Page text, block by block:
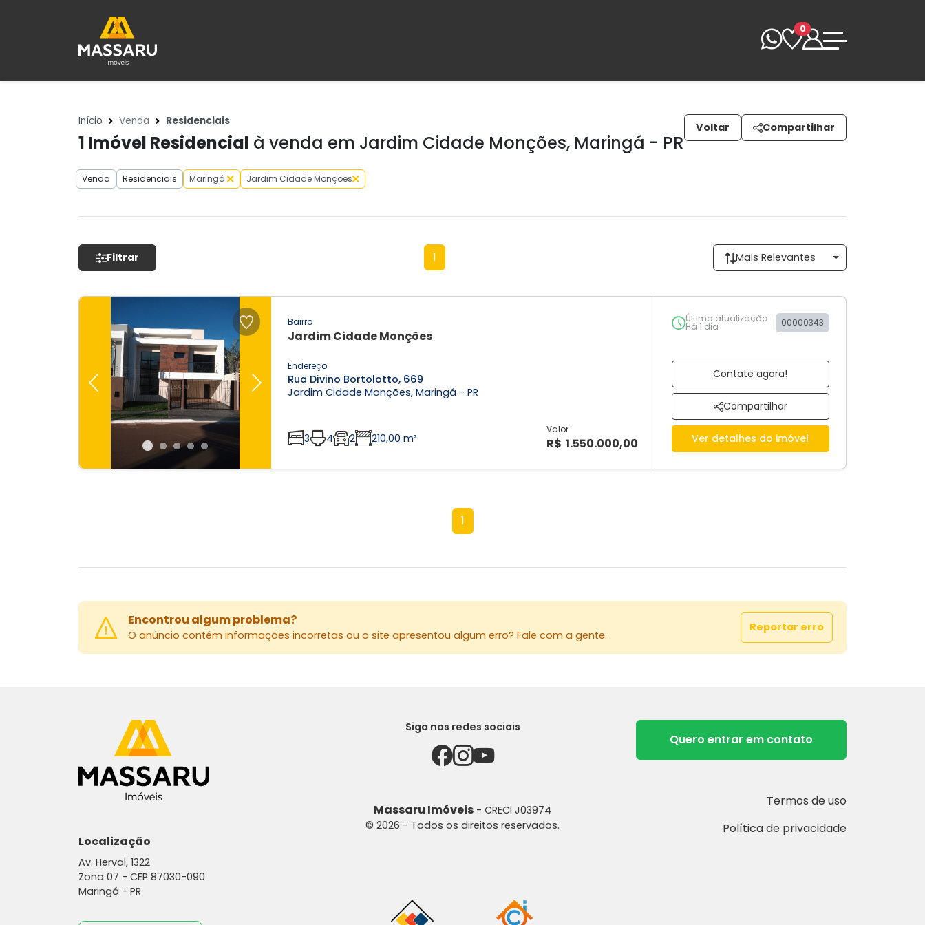
0
Início Venda Residenciais
1 Imóvel Residencial à venda em Jardim Cidade Monções, Maringá - PR
Voltar Compartilhar
Venda Residenciais Maringá Jardim Cidade Monções
Filtrar 1 Mais Relevantes
Previous Next
Bairro
Jardim Cidade Monções
Endereço
Rua Divino Bortolotto, 669
Jardim Cidade Monções, Maringá - PR
3 4 2 210,00 m²
Valor
R$ 1.550.000,00
Última atualização
Há 1 dia 00000343
Contate agora!
Compartilhar
Ver detalhes do imóvel
1
Encontrou algum problema?
O anúncio contém informações incorretas ou o site apresentou algum erro? Fale com a gente.
Reportar erro
Localização
Av. Herval, 1322
Zona 07 - CEP 87030-090
Maringá - PR
Siga nas redes sociais
Massaru Imóveis - CRECI J03974
© 2026 - Todos os direitos reservados.
Quero entrar em contato
Termos de uso
Política de privacidade